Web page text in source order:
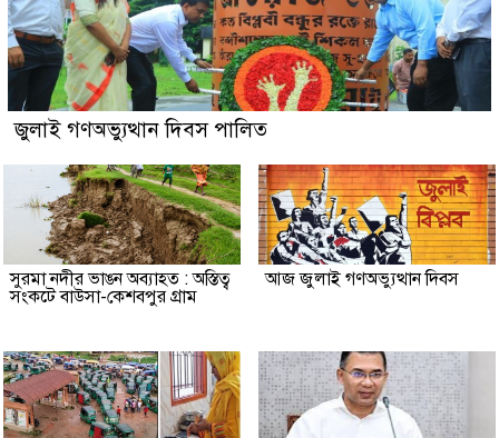
জুলাই গণঅভ্যুত্থান দিবস পালিত
সুরমা নদীর ভাঙন অব্যাহত : অস্তিত্ব
সংকটে বাউসা-কেশবপুর গ্রাম
আজ জুলাই গণঅভ্যুত্থান দিবস